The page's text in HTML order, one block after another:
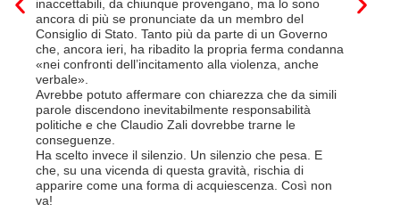
inaccettabili, da chiunque provengano, ma lo sono
ancora di più se pronunciate da un membro del
Consiglio di Stato. Tanto più da parte di un Governo
che, ancora ieri, ha ribadito la propria ferma condanna
«nei confronti dell’incitamento alla violenza, anche
verbale».
Avrebbe potuto affermare con chiarezza che da simili
parole discendono inevitabilmente responsabilità
politiche e che Claudio Zali dovrebbe trarne le
conseguenze.
Ha scelto invece il silenzio. Un silenzio che pesa. E
che, su una vicenda di questa gravità, rischia di
apparire come una forma di acquiescenza. Così non
va!
Questa